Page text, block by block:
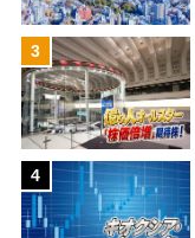
3
4